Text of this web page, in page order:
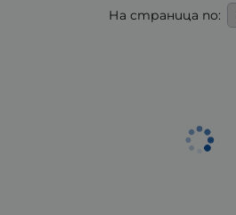
На страница по: